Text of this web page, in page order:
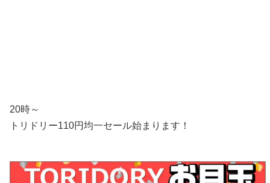
20時～
トリドリー110円均一セール始まります！